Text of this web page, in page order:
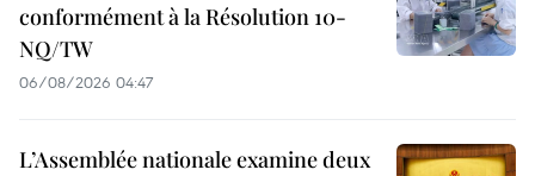
conformément à la Résolution 10-
NQ/TW
06/08/2026 04:47
L’Assemblée nationale examine deux